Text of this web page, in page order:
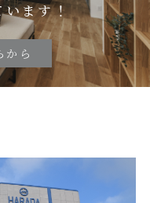
います！
から